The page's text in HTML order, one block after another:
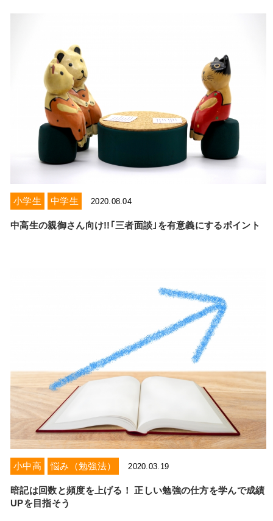
小学生 中学生 2020.08.04
中高生の親御さん向け!!｢三者面談｣を有意義にするポイント
小中高 悩み（勉強法） 2020.03.19
暗記は回数と頻度を上げる！ 正しい勉強の仕方を学んで成績
UPを目指そう